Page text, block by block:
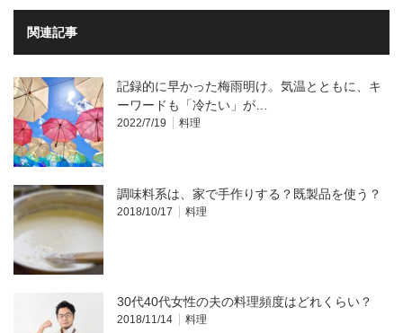
関連記事
記録的に早かった梅雨明け。気温とともに、キ
ーワードも「冷たい」が…
2022/7/19 料理
調味料系は、家で手作りする？既製品を使う？
2018/10/17 料理
30代40代女性の夫の料理頻度はどれくらい？
2018/11/14 料理